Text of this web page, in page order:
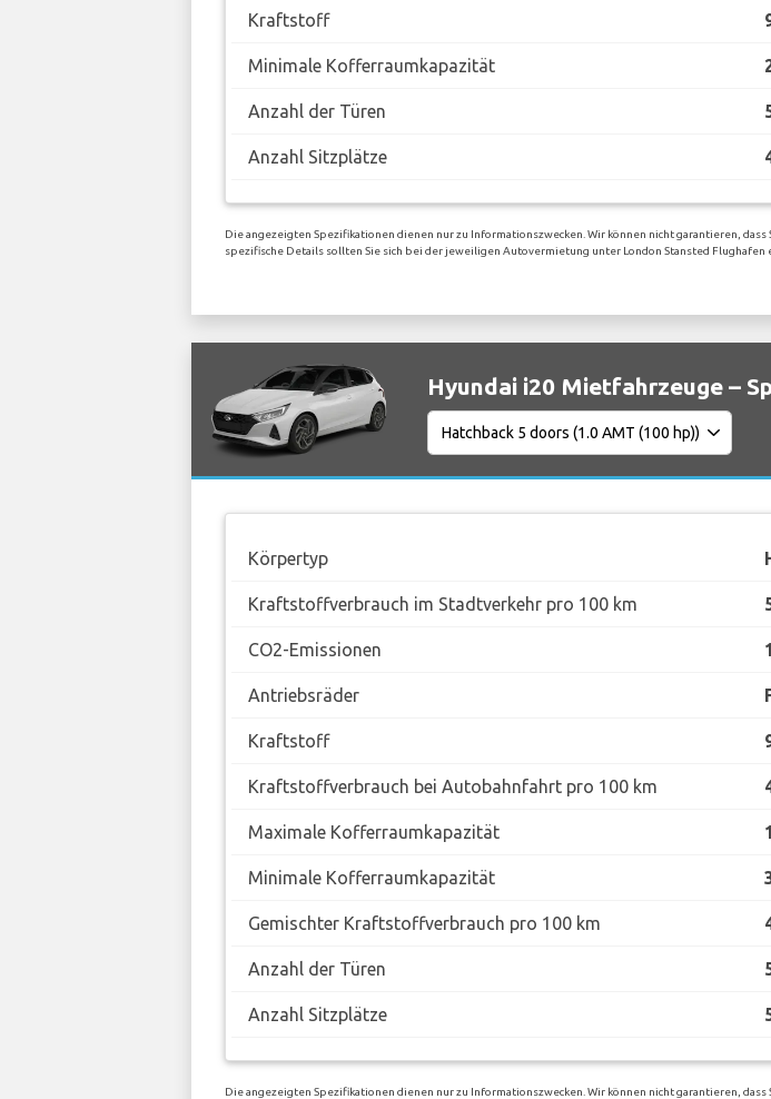
Kraftstoff
Minimale Kofferraumkapazität
Anzahl der Türen
Anzahl Sitzplätze
Die angezeigten Spezifikationen dienen nur zu Informationszwecken. Wir können nicht garantieren,
spezifische Details sollten Sie sich bei der jeweiligen Autovermietung unter London Stansted Flughafen
Hyundai i20 Mietfahrzeuge –
Körpertyp
Kraftstoffverbrauch im Stadtverkehr pro 100 km
CO2-Emissionen
Antriebsräder
Kraftstoff
Kraftstoffverbrauch bei Autobahnfahrt pro 100 km
Maximale Kofferraumkapazität
Minimale Kofferraumkapazität
Gemischter Kraftstoffverbrauch pro 100 km
Anzahl der Türen
Anzahl Sitzplätze
Die angezeigten Spezifikationen dienen nur zu Informationszwecken. Wir können nicht garantieren,